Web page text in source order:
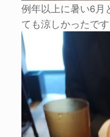
例年以上に暑い6月
ても涼しかったです